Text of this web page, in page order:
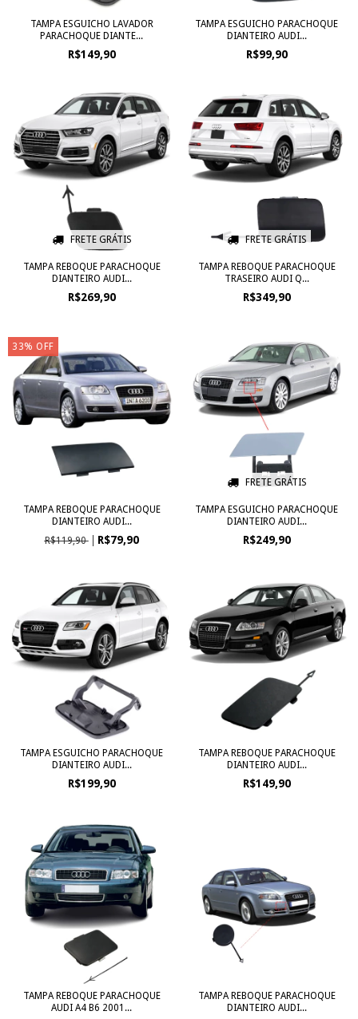
TAMPA ESGUICHO LAVADOR
PARACHOQUE DIANTE...
R$149,90
TAMPA ESGUICHO PARACHOQUE
DIANTEIRO AUDI...
R$99,90
FRETE GRÁTIS
TAMPA REBOQUE PARACHOQUE
DIANTEIRO AUDI...
R$269,90
FRETE GRÁTIS
TAMPA REBOQUE PARACHOQUE
TRASEIRO AUDI Q...
R$349,90
33% OFF
TAMPA REBOQUE PARACHOQUE
DIANTEIRO AUDI...
R$119,90
R$79,90
FRETE GRÁTIS
TAMPA ESGUICHO PARACHOQUE
DIANTEIRO AUDI...
R$249,90
TAMPA ESGUICHO PARACHOQUE
DIANTEIRO AUDI...
R$199,90
TAMPA REBOQUE PARACHOQUE
DIANTEIRO AUDI...
R$149,90
TAMPA REBOQUE PARACHOQUE
AUDI A4 B6 2001...
TAMPA REBOQUE PARACHOQUE
DIANTEIRO AUDI...